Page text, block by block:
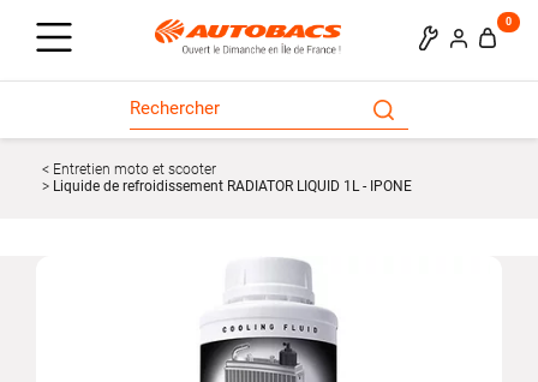
0
Entretien moto et scooter
Liquide de refroidissement RADIATOR LIQUID 1L - IPONE